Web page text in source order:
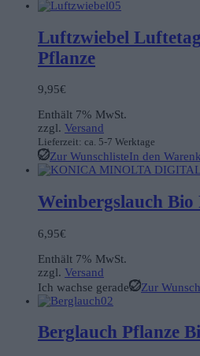
Luftzwiebel
Pflanze
9,95€
Enthält 7% MwSt.
zzgl. Versand
Lieferzeit: ca. 5-7 Werktage
Zur WunschlisteIn den
Weinbergslauch Bio
6,95€
Enthält 7% MwSt.
zzgl. Versand
Ich wachse gerade
Zur
Berglauch Pflanze